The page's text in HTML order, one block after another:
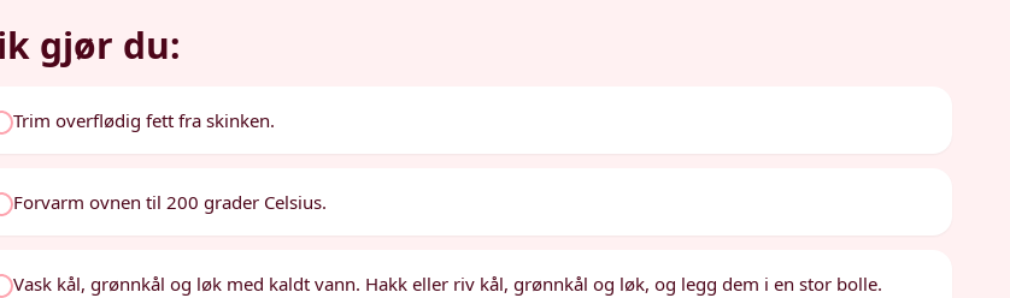
gjør du:
Trim overflødig fett fra skinken.
Forvarm ovnen til 200 grader Celsius.
Vask kål, grønnkål og løk med kaldt vann. Hakk eller riv kål, grønnkål og løk, og legg dem i en stor bolle.